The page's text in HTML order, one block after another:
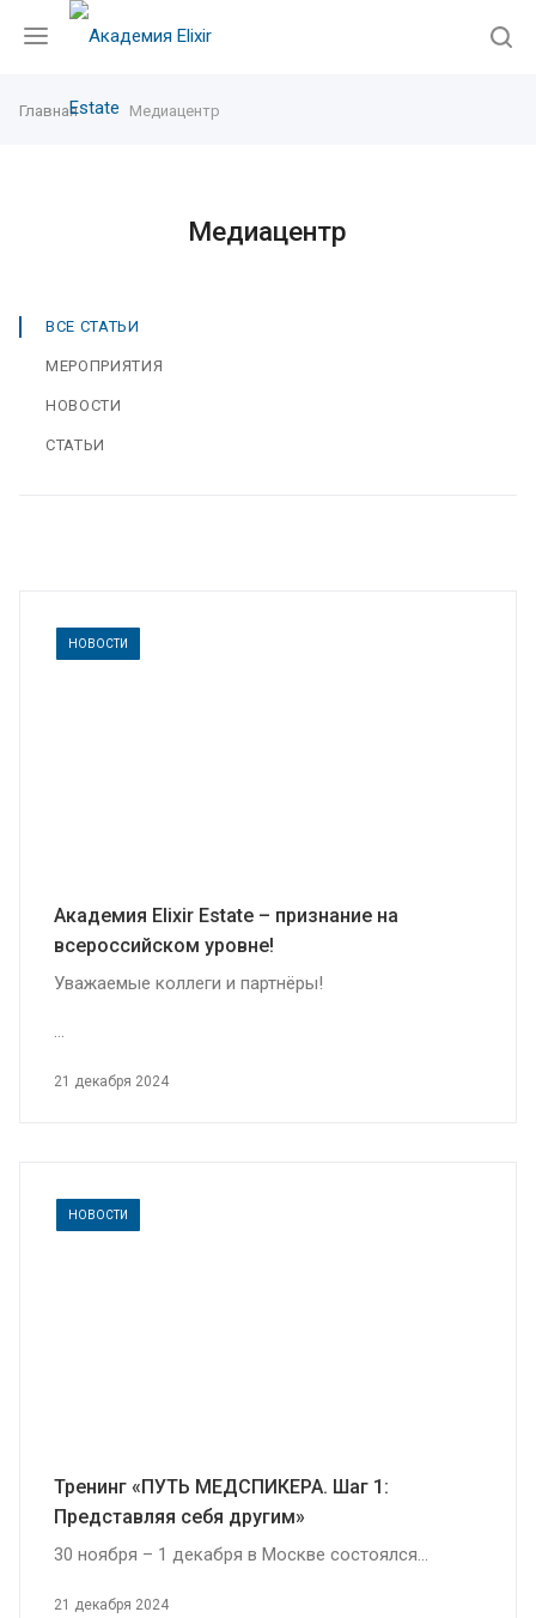
Главная Медиацентр
Медиацентр
ВСЕ СТАТЬИ
МЕРОПРИЯТИЯ
НОВОСТИ
СТАТЬИ
НОВОСТИ
Академия Elixir Estate – признание на
всероссийском уровне!
Уважаемые коллеги и партнёры!
...
21 декабря 2024
НОВОСТИ
Тренинг «ПУТЬ МЕДСПИКЕРА. Шаг 1:
Представляя себя другим»
30 ноября – 1 декабря в Москве состоялся...
21 декабря 2024